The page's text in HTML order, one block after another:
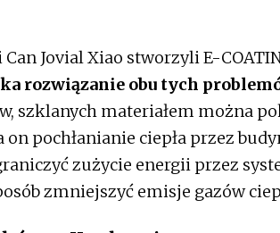
Jovial Xiao stworzyli E-
rozwiązanie obu tych
szklanych materiałem można
on pochłanianie ciepła przez
zużycie energii przez
zmniejszyć emisje gazów